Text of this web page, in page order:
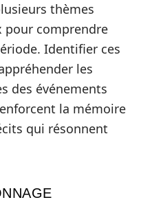
thèmes
pour comprendre
Identifier ces
les
des événements
la mémoire
qui résonnent